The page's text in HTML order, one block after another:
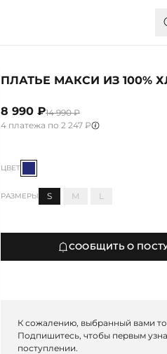
ПЛАТЬЕ МАКСИ ИЗ 100%
8 990 ₽14 990 ₽
4 платежа по 2 247 ₽
ЦВЕТ
РАЗМЕРЫ S M L
СООБЩИТЬ О
К сожалению, выбранный вами
Подпишитесь, чтобы первым
поступлении.